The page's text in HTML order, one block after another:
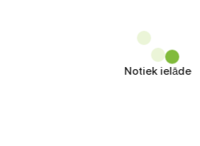
Notiek ielāde